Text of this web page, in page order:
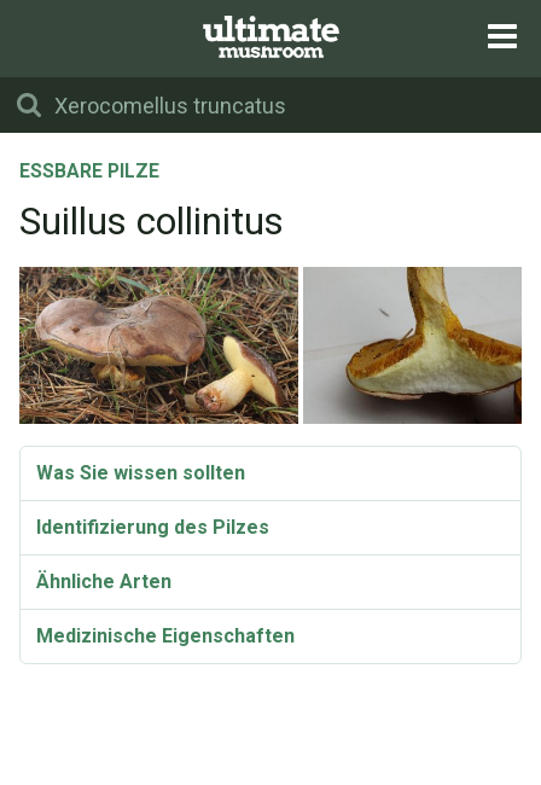
ESSBARE PILZE
Suillus collinitus
Was Sie wissen sollten
Identifizierung des Pilzes
Ähnliche Arten
Medizinische Eigenschaften